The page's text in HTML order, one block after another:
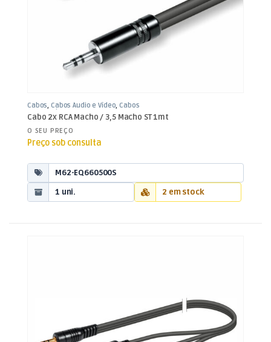
Cabos,Cabos Áudio e Vídeo,Cabos
RCA / Jack 3,5mm
Cabo 2x RCA Macho / 3,5 Macho ST 1mt
O SEU PREÇO
Preço sob consulta
M62-EQ660500S
1 uni.
2 em stock